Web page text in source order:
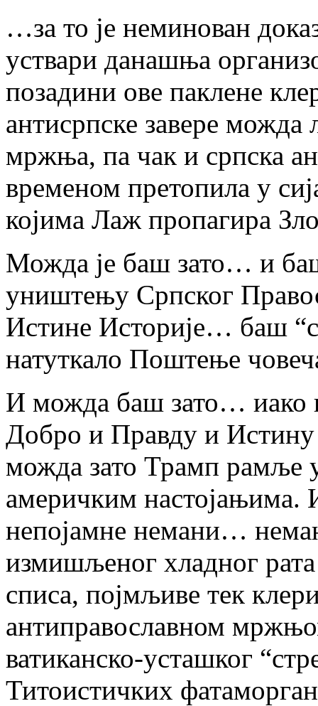
…за то је неминован
уствари данашња
позадини ове паклене
антисрпске завере можда
мржња, па чак и српска
временом претопила у
којима Лаж пропагира
Можда је баш зато… и
уништењу Српског
Истине Историје… баш
натуткало Поштење
И можда баш зато… иако
Добро и Правду и
можда зато Трамп рамље
америчким настојањима.
непојамне немани…
измишљеног хладног
списа, појмљиве тек
антиправославном
ватиканско-усташког
Титоистичких